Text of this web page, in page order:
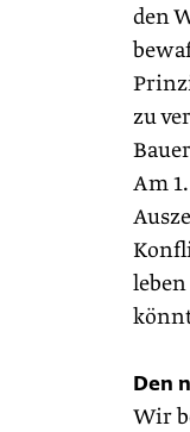
den
zu
Am
Den
Wir